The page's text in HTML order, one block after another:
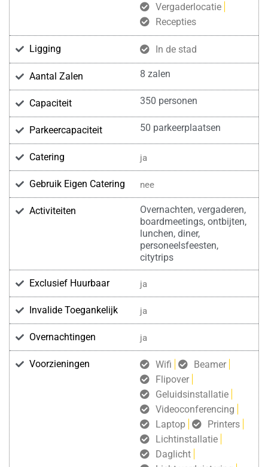
Vergaderlocatie
Recepties
Ligging In de stad
Aantal Zalen 8 zalen
Capaciteit 350 personen
Parkeercapaciteit 50 parkeerplaatsen
Catering ja
Gebruik Eigen Catering nee
Activiteiten
Overnachten, vergaderen,
boardmeetings, ontbijten,
lunchen, diner,
personeelsfeesten,
citytrips
Exclusief Huurbaar ja
Invalide Toegankelijk ja
Overnachtingen ja
Voorzieningen Wifi
Beamer
Flipover
Geluidsinstallatie
Videoconferencing
Laptop
Printers
Lichtinstallatie
Daglicht